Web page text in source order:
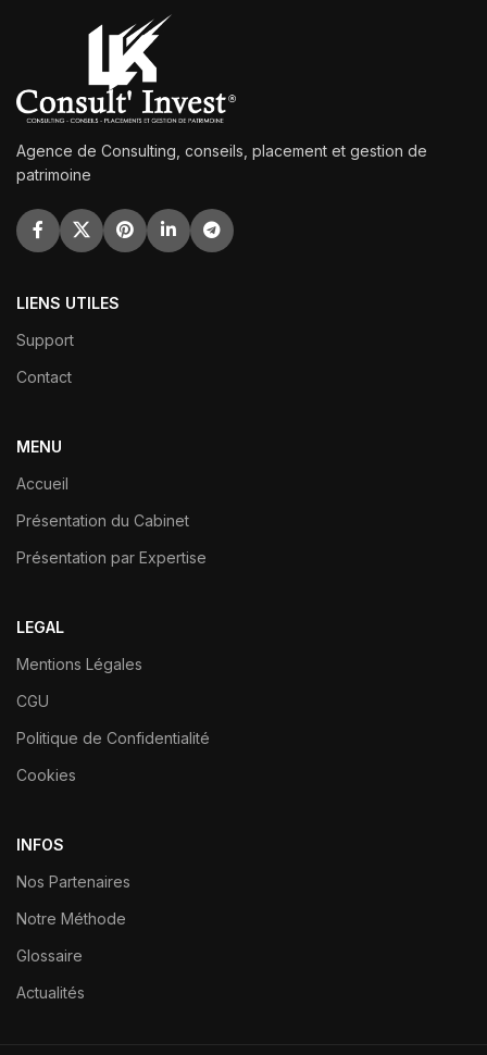
Agence de Consulting, conseils, placement et gestion de
patrimoine
LIENS UTILES
Support
Contact
MENU
Accueil
Présentation du Cabinet
Présentation par Expertise
LEGAL
Mentions Légales
CGU
Politique de Confidentialité
Cookies
INFOS
Nos Partenaires
Notre Méthode
Glossaire
Actualités